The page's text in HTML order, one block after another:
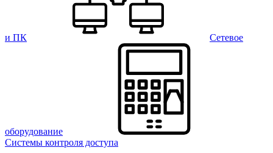
и ПК Сетевое
оборудование
Системы контроля доступа